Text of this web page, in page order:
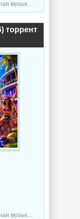
VA / Synthwave music
торрент
музыка / Сборник музыка